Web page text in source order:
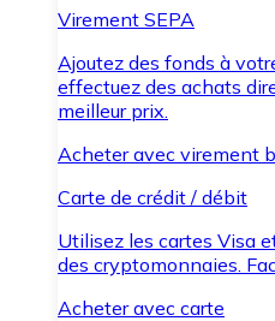
Virement SEPA
Ajoutez des fonds à
effectuez des achats
meilleur prix.
Acheter avec virement
Carte de crédit / débit
Utilisez les cartes Visa
des cryptomonnaies.
Acheter avec carte